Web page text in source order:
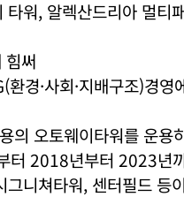
타워, 알렉산드리아 멀티
써
환경·사회·지배구조)경영
의 오토웨이타워를 운
터 2018년부터 2023년
그니쳐타워, 센터필드 등